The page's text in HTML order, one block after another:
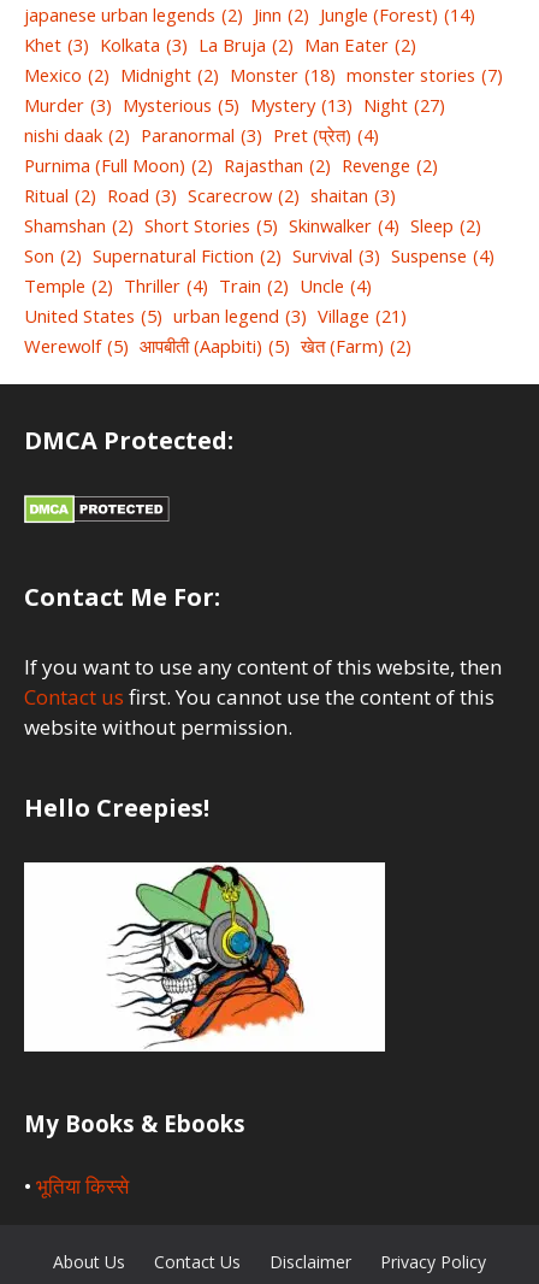
japanese urban legends (2) Jinn (2) Jungle (Forest) (14)
Khet (3) Kolkata (3) La Bruja (2) Man Eater (2)
Mexico (2) Midnight (2) Monster (18) monster stories (7)
Murder (3) Mysterious (5) Mystery (13) Night (27)
nishi daak (2) Paranormal (3) Pret (प्रेत) (4)
Purnima (Full Moon) (2) Rajasthan (2) Revenge (2)
Ritual (2) Road (3) Scarecrow (2) shaitan (3)
Shamshan (2) Short Stories (5) Skinwalker (4) Sleep (2)
Son (2) Supernatural Fiction (2) Survival (3) Suspense (4)
Temple (2) Thriller (4) Train (2) Uncle (4)
United States (5) urban legend (3) Village (21)
Werewolf (5) आपबीती (Aapbiti) (5) खेत (Farm) (2)
DMCA Protected:
Contact Me For:
If you want to use any content of this website, then
Contact us first. You cannot use the content of this
website without permission.
Hello Creepies!
My Books & Ebooks
• भूतिया किस्से
About Us Contact Us Disclaimer
Privacy Policy